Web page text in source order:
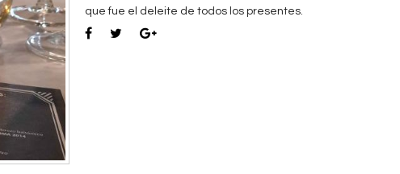
que fue el deleite de todos los presentes.